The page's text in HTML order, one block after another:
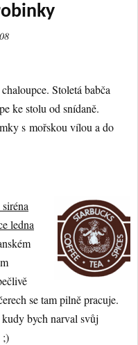
Stoletá babča
ke stolu od snídaně.
s mořskou vílou a do
ledna
se tam pilně pracuje.
bych narval svůj
;)